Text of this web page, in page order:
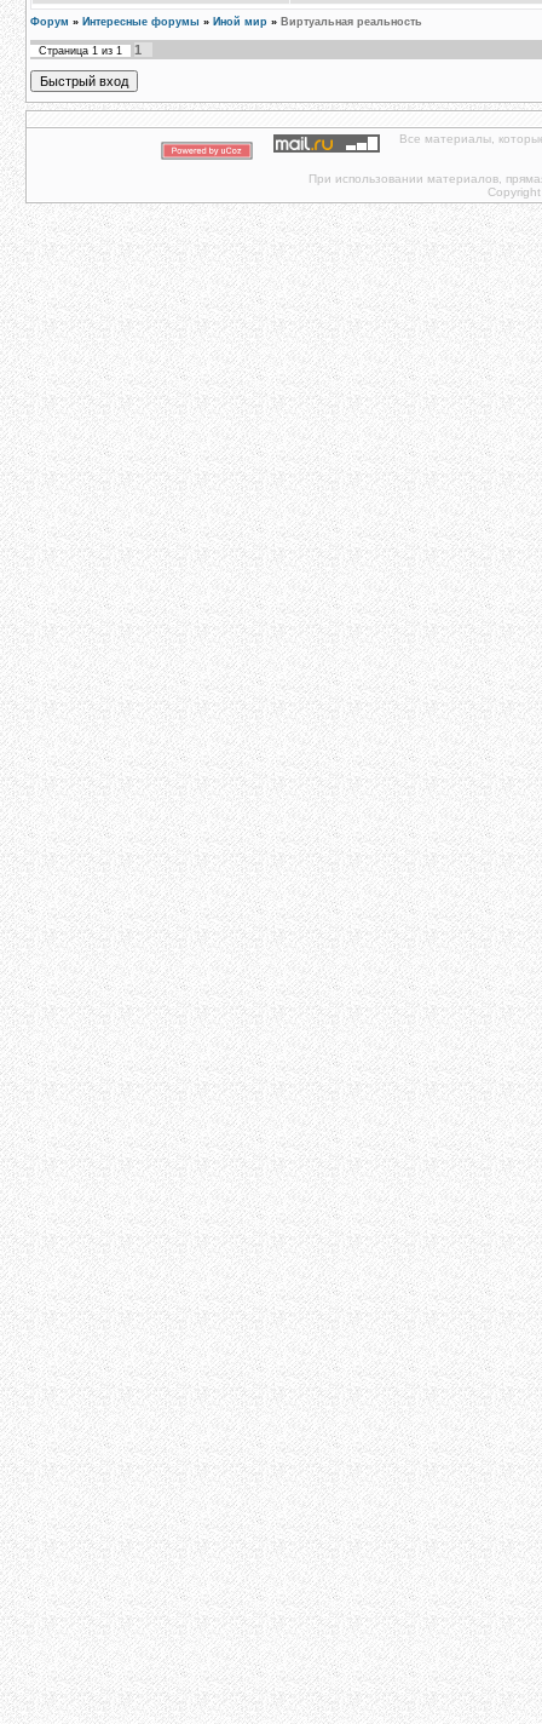
Форум » Интересные форумы » Иной мир » Виртуальная реальность
Страница 1 из 1 1
Все материалы,
При использовании материалов,